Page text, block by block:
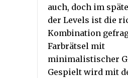
auch, doch im
der Levels ist die
Kombination
Farbrätsel mit
minimalistischer
Gespielt wird mit